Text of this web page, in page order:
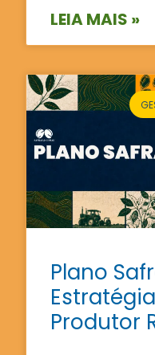
LEIA MAIS »
Plano
Produtor